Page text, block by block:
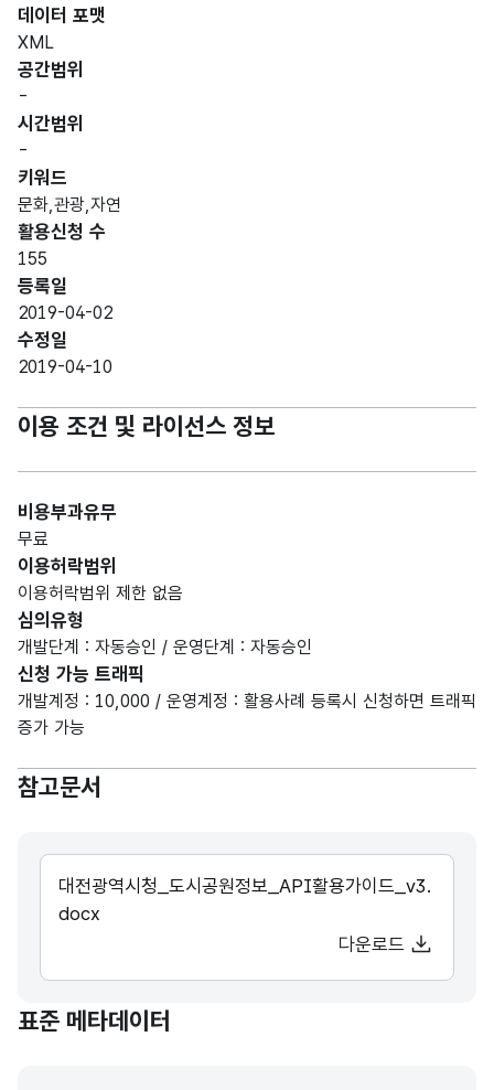
데이터 포맷
XML
공간범위
-
시간범위
-
키워드
문화,관광,자연
활용신청 수
155
등록일
2019-04-02
수정일
2019-04-10
이용 조건 및 라이선스 정보
비용부과유무
무료
이용허락범위
이용허락범위 제한 없음
심의유형
개발단계 : 자동승인 / 운영단계 : 자동승인
신청 가능 트래픽
개발계정 : 10,000 / 운영계정 : 활용사례 등록시 신청하면 트래픽
증가 가능
참고문서
대전광역시청_도시공원정보_API활용가이드_v3.
docx
다운로드
표준 메타데이터